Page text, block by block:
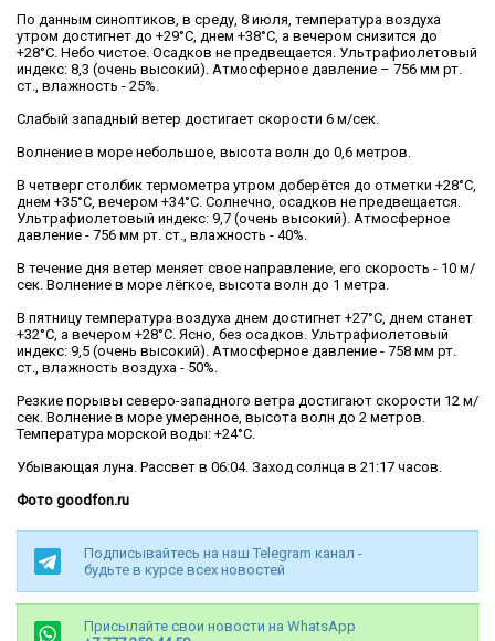
По данным синоптиков, в среду, 8 июля, температура воздуха
утром достигнет до +29°С, днем +38°С, а вечером снизится до
+28°С. Небо чистое. Осадков не предвещается. Ультрафиолетовый
индекс: 8,3 (очень высокий). Атмосферное давление – 756 мм рт.
ст., влажность - 25%.
Слабый западный ветер достигает скорости 6 м/сек.
Волнение в море небольшое, высота волн до 0,6 метров.
В четверг столбик термометра утром доберётся до отметки +28°С,
днем +35°С, вечером +34°С. Солнечно, осадков не предвещается.
Ультрафиолетовый индекс: 9,7 (очень высокий). Атмосферное
давление - 756 мм рт. ст., влажность - 40%.
В течение дня ветер меняет свое направление, его скорость - 10 м/
сек. Волнение в море лёгкое, высота волн до 1 метра.
В пятницу температура воздуха днем достигнет +27°С, днем станет
+32°С, а вечером +28°С. Ясно, без осадков. Ультрафиолетовый
индекс: 9,5 (очень высокий). Атмосферное давление - 758 мм рт.
ст., влажность воздуха - 50%.
Резкие порывы северо-западного ветра достигают скорости 12 м/
сек. Волнение в море умеренное, высота волн до 2 метров.
Температура морской воды: +24°C.
Убывающая луна. Рассвет в 06:04. Заход солнца в 21:17 часов.
Фото goodfon.ru
Подписывайтесь на наш Telegram канал -
будьте в курсе всех новостей
Присылайте свои новости на WhatsApp